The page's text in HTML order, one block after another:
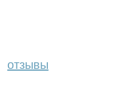
отзывы